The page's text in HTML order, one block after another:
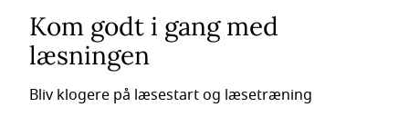
Kom godt i gang med
læsningen
Bliv klogere på læsestart og læsetræning